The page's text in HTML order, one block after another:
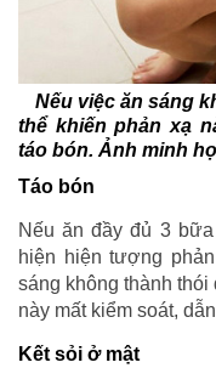
Nếu việc ăn sáng
thể khiến phản xạ
táo bón. Ảnh minh
Táo bón
Nếu ăn đầy đủ 3
hiện hiện tượng
sáng không thành
này mất kiểm soát,
Kết sỏi ở mật